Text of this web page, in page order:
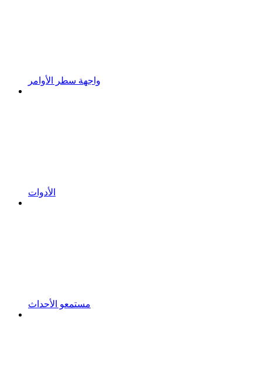
واجهة سطر الأوامر
الأدوات
مستمعو الأحداث